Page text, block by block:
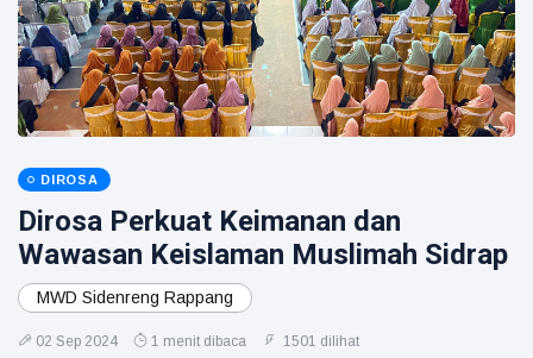
DIROSA
Dirosa Perkuat Keimanan dan
Wawasan Keislaman Muslimah Sidrap
MWD Sidenreng Rappang
02 Sep 2024 1 menit dibaca 1501 dilihat